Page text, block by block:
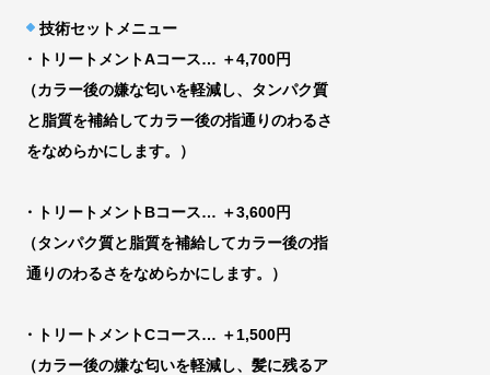
技術セットメニュー
・トリートメントAコース… ＋4,700円
（カラー後の嫌な匂いを軽減し、タンパク質
と脂質を補給してカラー後の指通りのわるさ
をなめらかにします。）
・トリートメントBコース… ＋3,600円
（タンパク質と脂質を補給してカラー後の指
通りのわるさをなめらかにします。）
・トリートメントCコース… ＋1,500円
（カラー後の嫌な匂いを軽減し、髪に残るア